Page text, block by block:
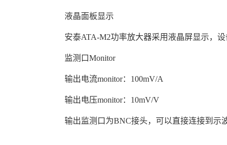
液晶面板显示
安泰ATA-M2功率放大器采用液晶屏显示，设
监测口Monitor
输出电流monitor：100mV/A
输出电压monitor：10mV/V
输出监测口为BNC接头，可以直接连接到示波